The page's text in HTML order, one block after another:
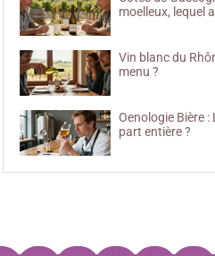
moelleux, lequel
Vin blanc du
menu ?
Oenologie Bière
part entière ?